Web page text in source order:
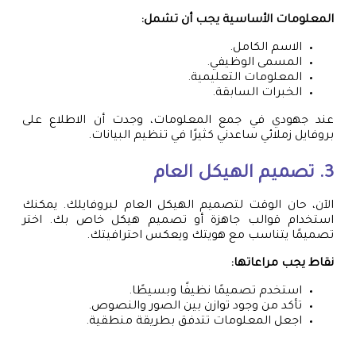
المعلومات الأساسية يجب أن تشمل:
الاسم الكامل.
المسمى الوظيفي.
المعلومات التعليمية.
الخبرات السابقة.
عند جهودي في جمع المعلومات، وجدت أن الاطلاع على
بروفايل زملائي ساعدني كثيرًا في تنظيم البيانات.
3. تصميم الهيكل العام
الآن، حان الوقت لتصميم الهيكل العام لبروفايلك. يمكنك
استخدام قوالب جاهزة أو تصميم هيكل خاص بك. اختر
تصميمًا يتناسب مع هويتك ويعكس احترافيتك.
نقاط يجب مراعاتها:
استخدم تصميمًا نظيفًا وبسيطًا.
تأكد من وجود توازن بين الصور والنصوص.
اجعل المعلومات تتدفق بطريقة منطقية.